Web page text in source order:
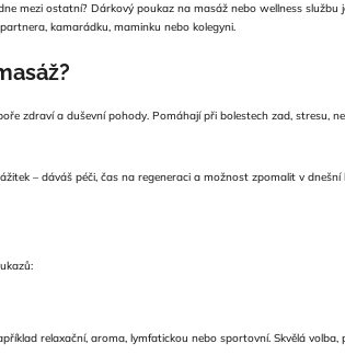
mezi ostatní? Dárkový poukaz na masáž nebo wellness
kamarádku, maminku nebo kolegyni.
zdraví a duševní pohody. Pomáhají při bolestech zad,
– dáváš péči, čas na regeneraci a možnost zpomalit v
relaxační, aroma, lymfatickou nebo sportovní. Skvělá